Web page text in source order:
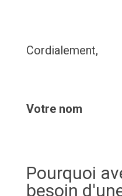
Cordialement,
Votre nom
Pourquoi
besoin